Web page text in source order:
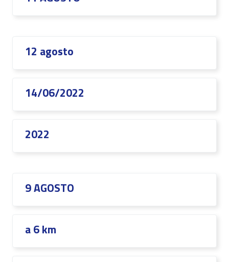
12 agosto
14/06/2022
2022
9 AGOSTO
a 6 km